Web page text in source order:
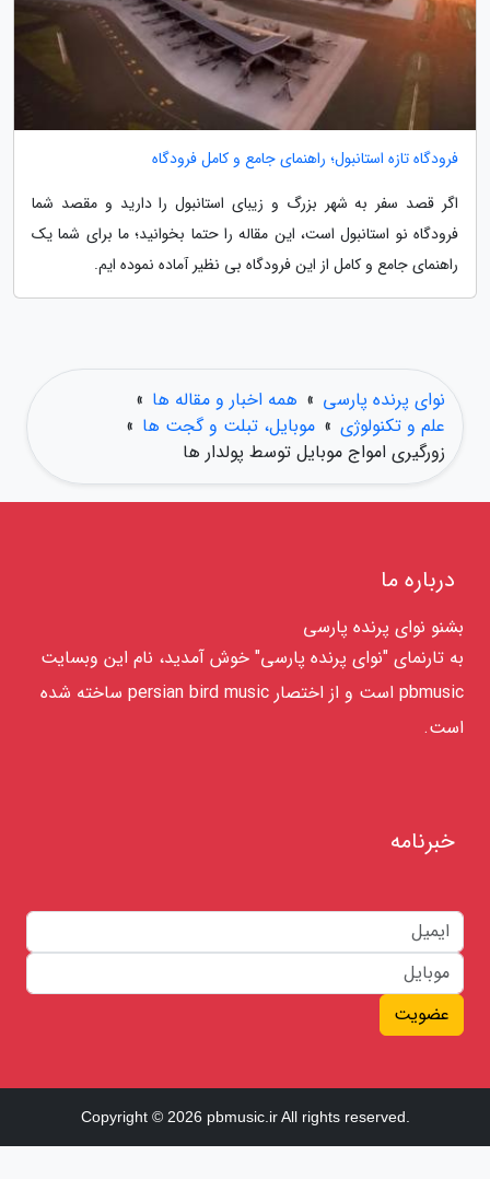
فرودگاه تازه استانبول؛ راهنمای جامع و کامل فرودگاه
اگر قصد سفر به شهر بزرگ و زیبای استانبول را دارید و مقصد شما
فرودگاه نو استانبول است، این مقاله را حتما بخوانید؛ ما برای شما یک
راهنمای جامع و کامل از این فرودگاه بی نظیر آماده نموده ایم.
نوای پرنده پارسی » همه اخبار و مقاله ها »
علم و تکنولوژی » موبایل، تبلت و گجت ها »
زورگیری امواج موبایل توسط پولدار ها
درباره ما
بشنو نوای پرنده پارسی
به تارنمای "نوای پرنده پارسی" خوش آمدید، نام این وبسایت
pbmusic است و از اختصار persian bird music ساخته شده
است.
خبرنامه
عضویت
Copyright © 2026 pbmusic.ir All rights reserved.